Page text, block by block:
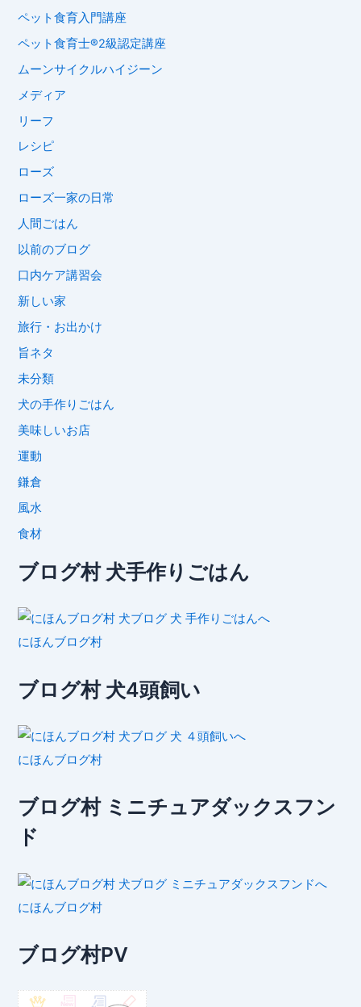
ペット食育入門講座
ペット食育士®︎2級認定講座
ムーンサイクルハイジーン
メディア
リーフ
レシピ
ローズ
ローズ一家の日常
人間ごはん
以前のブログ
口内ケア講習会
新しい家
旅行・お出かけ
旨ネタ
未分類
犬の手作りごはん
美味しいお店
運動
鎌倉
風水
食材
ブログ村 犬手作りごはん
にほんブログ村
ブログ村 犬4頭飼い
にほんブログ村
ブログ村 ミニチュアダックスフン
ド
にほんブログ村
ブログ村PV